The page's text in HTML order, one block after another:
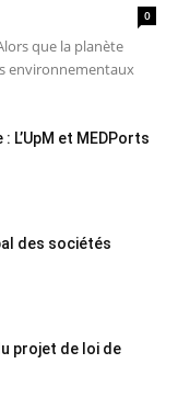
0
que la planète
environnementaux
L’UpM et MEDPorts
des sociétés
projet de loi de